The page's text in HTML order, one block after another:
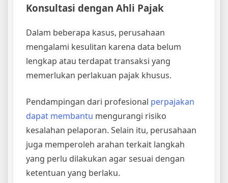
Konsultasi dengan Ahli Pajak
Dalam beberapa kasus, perusahaan
mengalami kesulitan karena data belum
lengkap atau terdapat transaksi yang
memerlukan perlakuan pajak khusus.
Pendampingan dari profesional perpajakan
dapat membantu mengurangi risiko
kesalahan pelaporan. Selain itu, perusahaan
juga memperoleh arahan terkait langkah
yang perlu dilakukan agar sesuai dengan
ketentuan yang berlaku.